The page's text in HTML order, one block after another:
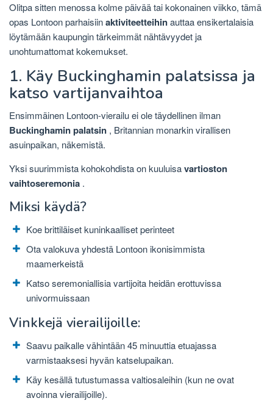
Olitpa sitten menossa kolme päivää tai kokonainen viikko, tämä
opas Lontoon parhaisiinaktiviteetteihinauttaa ensikertalaisia ​​
löytämään kaupungin tärkeimmät nähtävyydet ja
unohtumattomat kokemukset.
1. Käy Buckinghamin palatsissa ja
katso vartijanvaihtoa
Ensimmäinen Lontoon-vierailu ei ole täydellinen ilman
Buckinghamin palatsin , Britannian monarkin virallisen
asuinpaikan, näkemistä.
Yksi suurimmista kohokohdista on kuuluisavartioston
vaihtoseremonia .
Miksi käydä?
Koe brittiläiset kuninkaalliset perinteet
Ota valokuva yhdestä Lontoon ikonisimmista
maamerkeistä
Katso seremoniallisia vartijoita heidän erottuvissa
univormuissaan
Vinkkejä vierailijoille:
Saavu paikalle vähintään 45 minuuttia etuajassa
varmistaaksesi hyvän katselupaikan.
Käy kesällä tutustumassa valtiosaleihin (kun ne ovat
avoinna vierailijoille).